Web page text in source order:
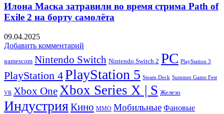
Илона Маска затравили во время стрима Path of
Exile 2 на борту самолёта
09.04.2025
Добавить комментарий
gamescom Nintendo Switch Nintendo Switch 2 PC PlayStation 3
PlayStation 4PlayStation 5 Steam Deck Summer Game Fest
VR Xbox OneXbox Series X | S Железо
ИндустрияКино ММО Мобильные Фановые